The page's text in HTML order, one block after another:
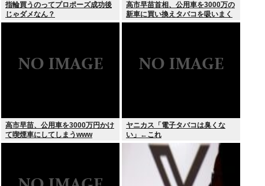
指輪買うのってプロポーズ成功後
じゃダメなん？
高市早苗首相、公用車を3000万の
新車に買い換えタバコを吸いまく
っていた
高市早苗、公用車を3000万円かけ
て喫煙車にしてしまうwww
ヤニカス「電子タバコは臭くな
い」←これ